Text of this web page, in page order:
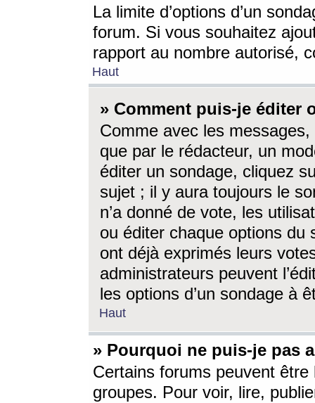
La limite d’options d’un
forum. Si vous souhaitez
rapport au nombre autorisé,
Haut
» Comment puis-je éditer
Comme avec les
que par le rédacteur, un
éditer un sondage, cliquez
sujet ; il y aura toujours le
n’a donné de vote, les
ou éditer chaque options du
ont déjà exprimés leurs
administrateurs peuvent
les options d’un sondage à
Haut
» Pourquoi ne puis-je pas
Certains forums peuvent être
groupes. Pour voir, lire,